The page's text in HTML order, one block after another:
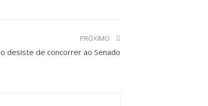
PRÓXIMO
desiste de concorrer ao Senado